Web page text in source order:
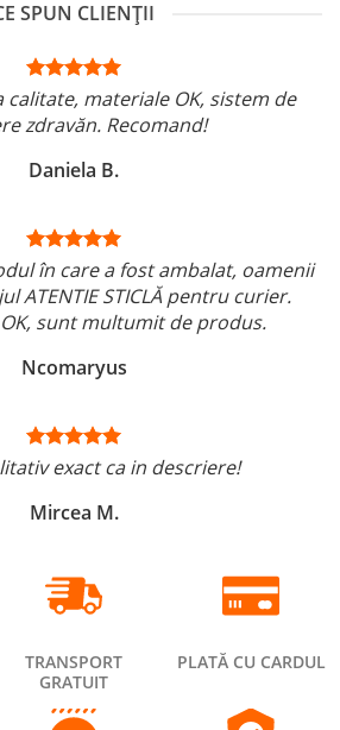
SPUN CLIENȚII
calitate, materiale OK, sistem de
zdravăn. Recomand!
Daniela B.
în care a fost ambalat, oamenii
ATENTIE STICLĂ pentru curier.
sunt multumit de produs.
Ncomaryus
exact ca in descriere!
Mircea M.
TRANSPORT
GRATUIT
PLATĂ CU CARDUL